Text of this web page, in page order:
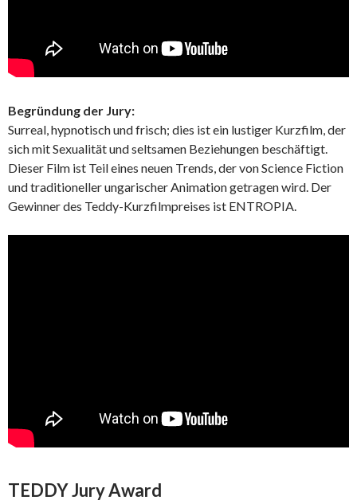
Begründung der Jury:
Surreal, hypnotisch und frisch; dies ist ein lustiger Kurzfilm, der
sich mit Sexualität und seltsamen Beziehungen beschäftigt.
Dieser Film ist Teil eines neuen Trends, der von Science Fiction
und traditioneller ungarischer Animation getragen wird. Der
Gewinner des Teddy-Kurzfilmpreises ist ENTROPIA.
TEDDY Jury Award